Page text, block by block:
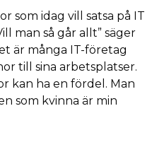
som idag vill satsa på IT
man så går allt” säger
är många IT-företag
till sina arbetsplatser.
kan ha en fördel. Man
som kvinna är min